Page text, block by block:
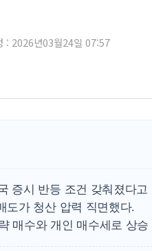
: 2026년03월24일 07:57
증시 반등 조건 갖춰졌다고
도가 청산 압력 직면했다.
매수와 개인 매수세로 상승